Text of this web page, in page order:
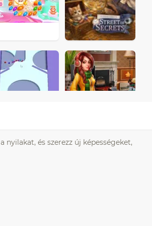
és szerezz új képességeket,